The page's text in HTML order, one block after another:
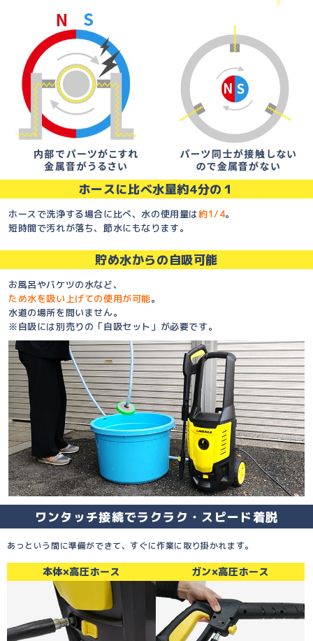
ホースに比べ水量約4分の１
ホースで洗浄する場合に比べ、水の使用量は約1/4。
短時間で汚れが落ち、節水にもなります。
貯め水からの自吸可能
お風呂やバケツの水など、
ため水を吸い上げての使用が可能。
水道の場所を問いません。
※自吸には別売りの「自吸セット」が必要です。
ワンタッチ接続でラクラク・スピード着脱
あっという間に準備ができて、すぐに作業に取り掛かれます。
本体×高圧ホース ガン×高圧ホース